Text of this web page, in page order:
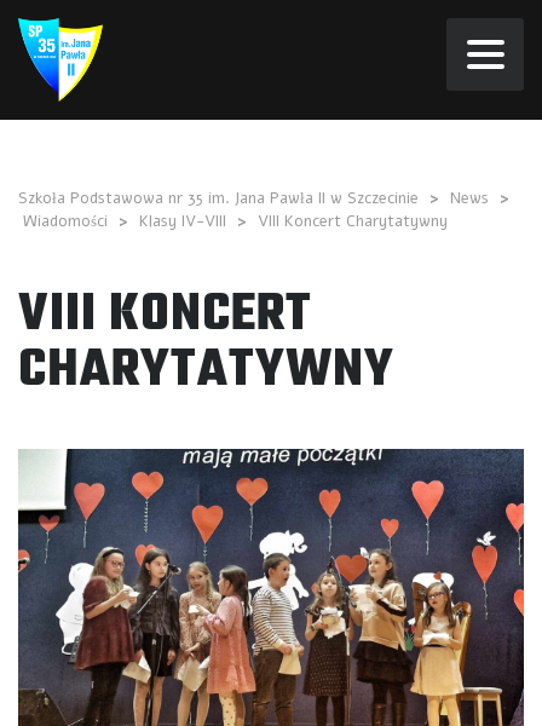
Szkoła Podstawowa nr 35 im. Jana Pawła II w Szczecinie > News
>
Wiadomości
> Klasy IV-VIII > VIII Koncert Charytatywny
VIII KONCERT
CHARYTATYWNY